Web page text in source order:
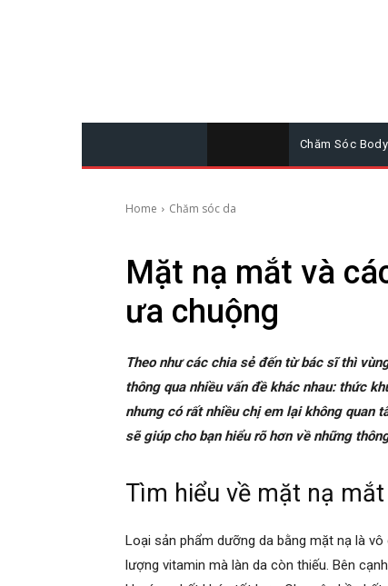
Chăm Sóc Body
Home Chăm sóc da
Mặt nạ mắt và
ưa chuộng
Theo như các chia sẻ đến từ bác sĩ thì
thông qua nhiều vấn đề khác nhau: thức
nhưng có rất nhiều chị em lại không quan
sẽ giúp cho bạn hiểu rõ hơn về những
Tìm hiểu về mặt nạ mắt
Loại sản phẩm dưỡng da bằng mặt nạ là
lượng vitamin mà làn da còn thiếu. Bên